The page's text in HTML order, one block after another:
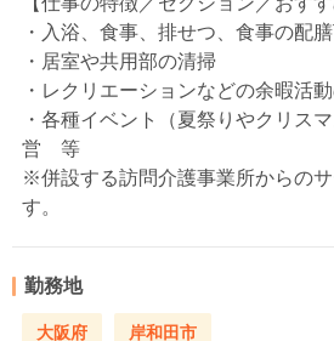
・入浴、食事、排せつ、食事の配
・居室や共用部の清掃
・レクリエーションなどの余暇活
・各種イベント（夏祭りやクリス
営 等
※併設する訪問介護事業所からの
す。
勤務地
大阪府 岸和田市